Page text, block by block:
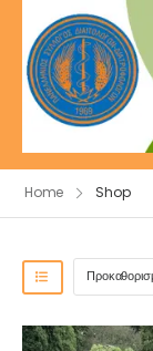
Home Shop